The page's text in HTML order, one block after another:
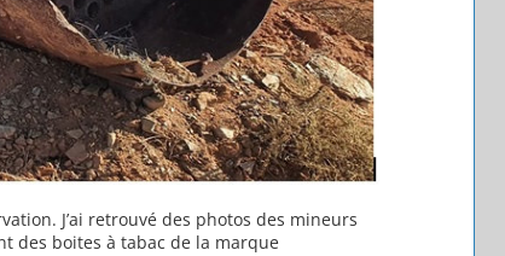
J’ai retrouvé des photos des mineurs
des boites à tabac de la marque